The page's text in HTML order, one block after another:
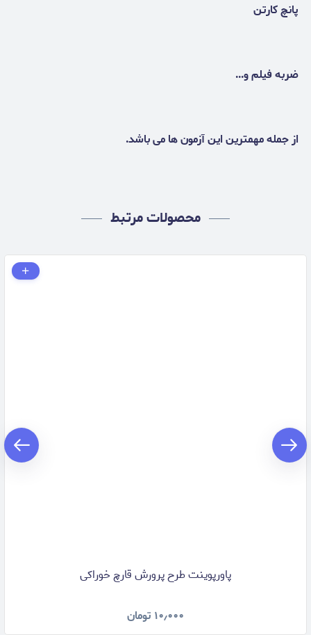
پانچ کارتن
ضربه فیلم و...
از جمله مهمترین این آزمون ها می باشد.
محصولات مرتبط
پاورپوینت طرح پرورش قارچ خوراکی
۱۰٫۰۰۰ تومان